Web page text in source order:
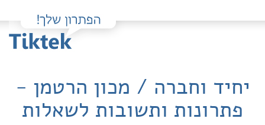
יחיד וחברה / מכון הרטמן -
פתרונות ותשובות לשאלות